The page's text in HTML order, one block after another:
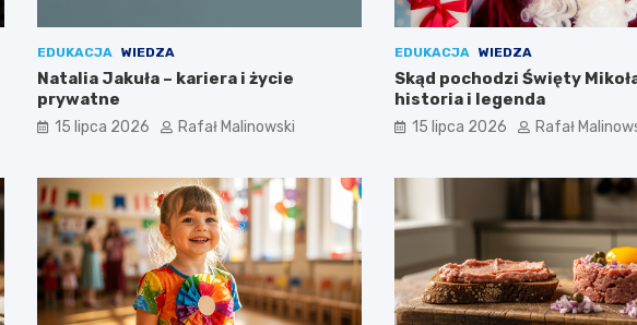
EDUKACJA WIEDZA
Natalia Jakuła – kariera i życie
prywatne
15 lipca 2026 Rafał Malinowski
EDUKACJA WIEDZA
Skąd pochodzi Święty
historia i legenda
15 lipca 2026 Rafał